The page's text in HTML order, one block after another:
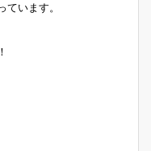
います。